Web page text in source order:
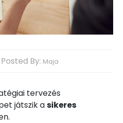
Posted By: Maja
tervezés
játszik asikeres